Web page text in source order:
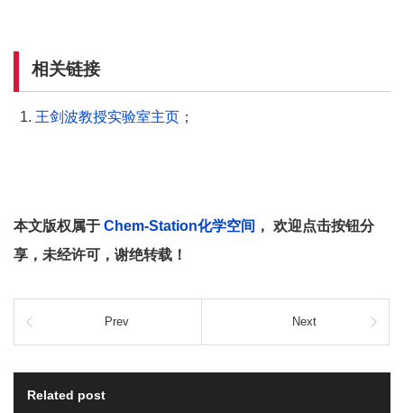
相关链接
王剑波教授实验室主页 ；
本文版权属于 Chem-Station化学空间 ， 欢迎点击按钮分
享，未经许可，谢绝转载！
Prev Next
Related post